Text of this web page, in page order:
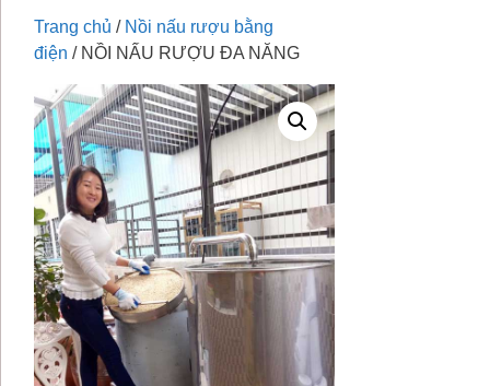
Trang chủ / Nồi nấu rượu bằng
điện / NỒI NẤU RƯỢU ĐA NĂNG